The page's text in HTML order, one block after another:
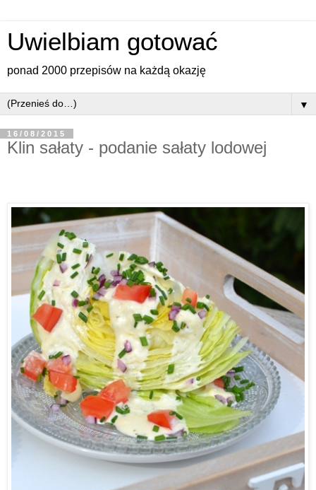
Uwielbiam gotować
ponad 2000 przepisów na każdą okazję
▼
16/08/2015
Klin sałaty - podanie sałaty lodowej